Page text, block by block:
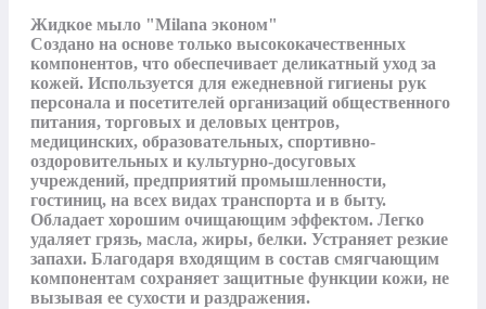
Жидкое мыло "Milana эконом"
Создано на основе только высококачественных
компонентов, что обеспечивает деликатный уход за
кожей. Используется для ежедневной гигиены рук
персонала и посетителей организаций общественного
питания, торговых и деловых центров,
медицинских, образовательных, спортивно-
оздоровительных и культурно-досуговых
учреждений, предприятий промышленности,
гостиниц, на всех видах транспорта и в быту.
Обладает хорошим очищающим эффектом. Легко
удаляет грязь, масла, жиры, белки. Устраняет резкие
запахи. Благодаря входящим в состав смягчающим
компонентам сохраняет защитные функции кожи, не
вызывая ее сухости и раздражения.